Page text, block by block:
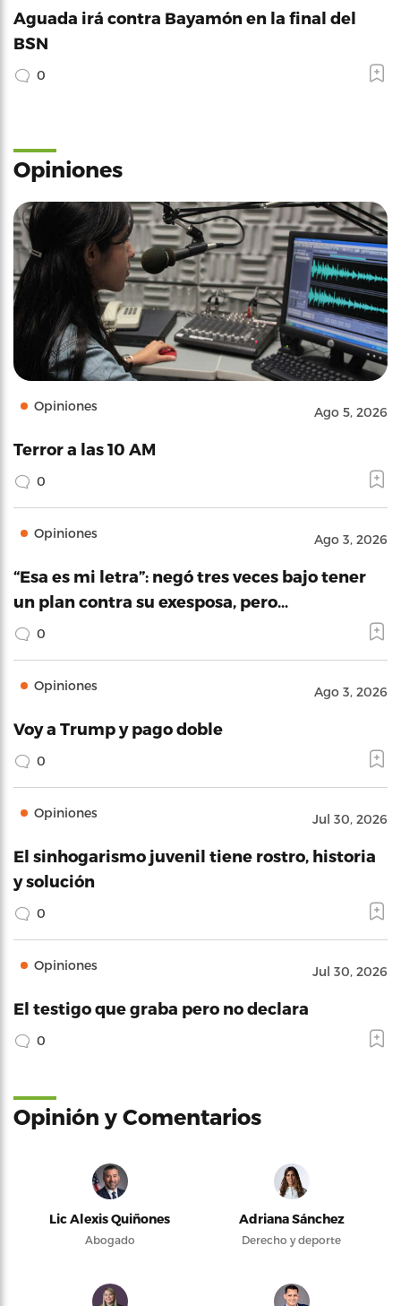
Aguada irá contra Bayamón en la final del
BSN
0
Opiniones
Opiniones Ago 5, 2026
Terror a las 10 AM
0
Opiniones Ago 3, 2026
“Esa es mi letra”: negó tres veces bajo tener
un plan contra su exesposa, pero…
0
Opiniones Ago 3, 2026
Voy a Trump y pago doble
0
Opiniones Jul 30, 2026
El sinhogarismo juvenil tiene rostro, historia
y solución
0
Opiniones Jul 30, 2026
El testigo que graba pero no declara
0
Opinión y Comentarios
Lic Alexis Quiñones
Abogado
Adriana Sánchez
Derecho y deporte